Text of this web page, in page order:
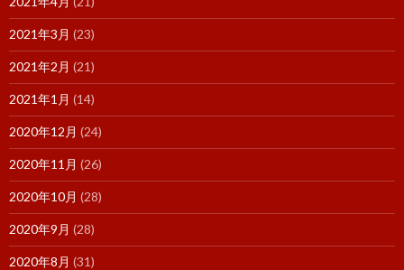
2021年3月 (23)
2021年2月 (21)
2021年1月 (14)
2020年12月 (24)
2020年11月 (26)
2020年10月 (28)
2020年9月 (28)
2020年8月 (31)